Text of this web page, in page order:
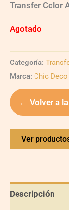
Transfer Color
Agotado
Categoría:
Marca: Chic
← Volver a
Ver
Descripción